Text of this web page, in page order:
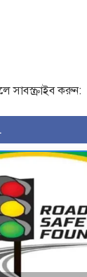
সাবস্ক্রাইব করুন: